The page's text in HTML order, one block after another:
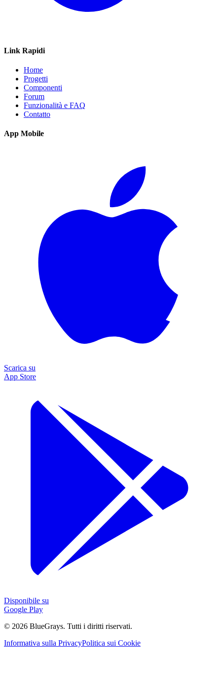
Link Rapidi
Home
Progetti
Componenti
Forum
Funzionalità e FAQ
Contatto
App Mobile
Scarica su
App Store
Disponibile su
Google Play
© 2026 BlueGrays. Tutti i diritti riservati.
Informativa sulla PrivacyPolitica sui Cookie